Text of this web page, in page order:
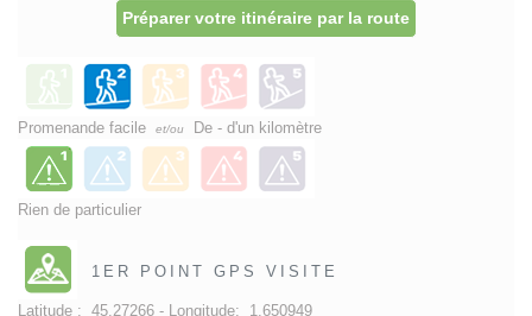
Préparer votre itinéraire par la route
Promenande facile et/ou De - d'un kilomètre
Rien de particulier
1ER POINT GPS VISITE
Latitude : 45.27266 - Longitude: 1.650949